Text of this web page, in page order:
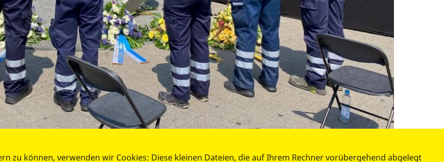
zu können, verwenden wir Cookies: Diese kleinen Dateien, die auf Ihrem Rechner vorübergehend abgelegt